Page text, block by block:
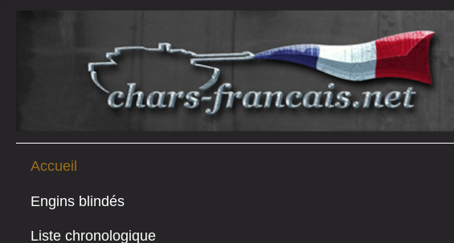
Accueil
Engins blindés
Liste chronologique